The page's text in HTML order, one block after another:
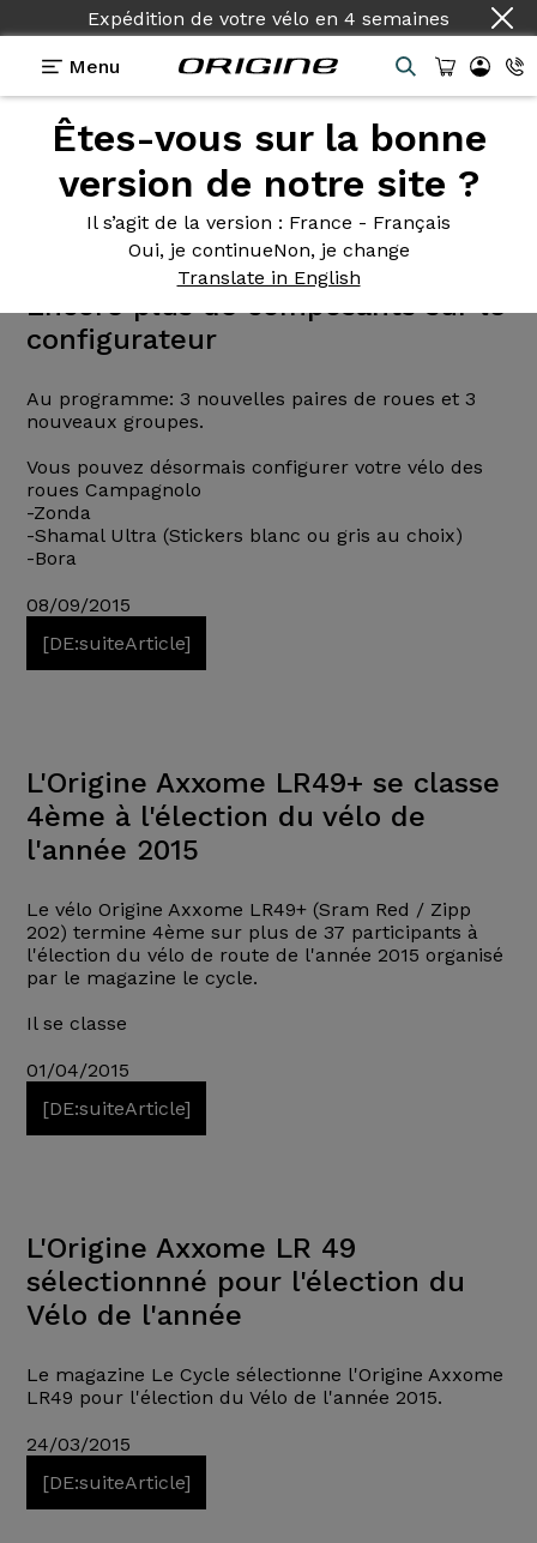
Expédition de votre vélo en 4 semaines
Menu
Êtes-vous sur la bonne
version de notre site ?
Il s’agit de la version : France - Français
Oui, je continueNon, je change
Translate in English
Actualités Origine
<< < 12 13 14 15 16> >>
Encore plus de composants sur le
configurateur
Au programme: 3 nouvelles paires de roues et 3
nouveaux groupes.
Vous pouvez désormais configurer votre vélo des
roues Campagnolo
-Zonda
-Shamal Ultra (Stickers blanc ou gris au choix)
-Bora
08/09/2015
[DE:suiteArticle]
L'Origine Axxome LR49+ se classe
4ème à l'élection du vélo de
l'année 2015
Le vélo Origine Axxome LR49+ (Sram Red / Zipp
202) termine 4ème sur plus de 37 participants à
l'élection du vélo de route de l'année 2015 organisé
par le magazine le cycle.
Il se classe
01/04/2015
[DE:suiteArticle]
L'Origine Axxome LR 49
sélectionnné pour l'élection du
Vélo de l'année
Le magazine Le Cycle sélectionne l'Origine Axxome
LR49 pour l'élection du Vélo de l'année 2015.
24/03/2015
[DE:suiteArticle]